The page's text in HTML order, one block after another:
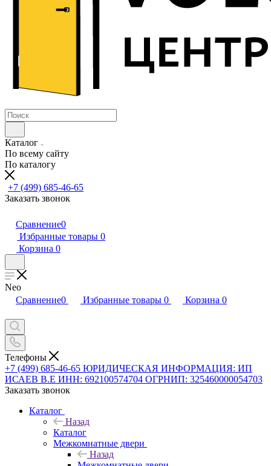
Каталог
По всему сайту
По каталогу
+7 (499) 685-46-65
Заказать звонок
Сравнение0
Избранные товары 0
Корзина 0
Neo
Сравнение0 Избранные товары 0 Корзина 0
Телефоны
+7 (499) 685-46-65 ЮРИДИЧЕСКАЯ ИНФОРМАЦИЯ: ИП
ИСАЕВ В.Е ИНН: 692100574704 ОГРНИП: 325460000054703
Заказать звонок
Каталог
Назад
Каталог
Межкомнатные двери
Назад